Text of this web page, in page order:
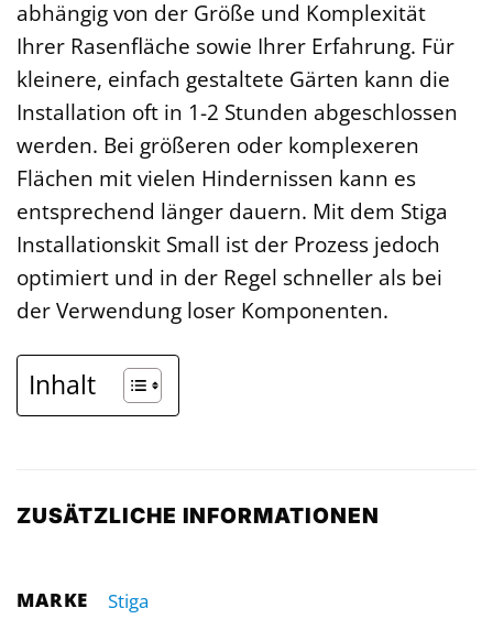
abhängig von der Größe und Komplexität
Ihrer Rasenfläche sowie Ihrer Erfahrung. Für
kleinere, einfach gestaltete Gärten kann die
Installation oft in 1-2 Stunden abgeschlossen
werden. Bei größeren oder komplexeren
Flächen mit vielen Hindernissen kann es
entsprechend länger dauern. Mit dem Stiga
Installationskit Small ist der Prozess jedoch
optimiert und in der Regel schneller als bei
der Verwendung loser Komponenten.
Inhalt
ZUSÄTZLICHE INFORMATIONEN
MARKE Stiga